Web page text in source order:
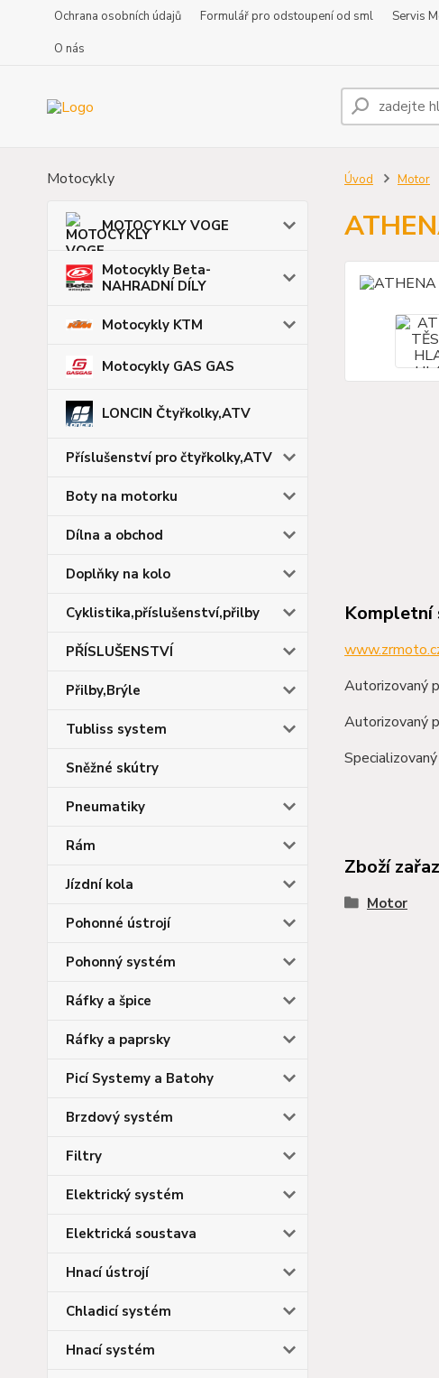
Ochrana osobních údajů Formulář pro odstoupení od sml Servis
O nás
Motocykly
MOTOCYKLY VOGE
Motocykly Beta-
NAHRADNÍ DÍLY
Motocykly KTM
Motocykly GAS GAS
LONCIN Čtyřkolky,ATV
Příslušenství pro čtyřkolky,ATV
Boty na motorku
Dílna a obchod
Doplňky na kolo
Cyklistika,příslušenství,přilby
PŘÍSLUŠENSTVÍ
Přilby,Brýle
Tubliss system
Sněžné skútry
Pneumatiky
Rám
Jízdní kola
Pohonné ústrojí
Pohonný systém
Ráfky a špice
Ráfky a paprsky
Picí Systemy a Batohy
Brzdový systém
Filtry
Elektrický systém
Elektrická soustava
Hnací ústrojí
Chladicí systém
Hnací systém
Úvod Motor
Kompletní
Autorizovaný
Autorizovaný
Zboží
Motor